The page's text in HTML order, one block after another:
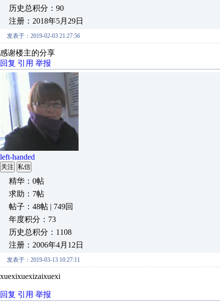
历史总积分：90
注册：2018年5月29日
发表于：2019-02-03 21:27:56
感谢楼主的分享
回复 引用 举报
left-handed
关注 私信
精华：0帖
求助：7帖
帖子：48帖 | 749回
年度积分：73
历史总积分：1108
注册：2006年4月12日
发表于：2019-03-13 10:27:11
xuexixuexizaixuexi
回复 引用 举报